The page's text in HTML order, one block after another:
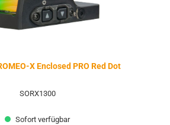
X Enclosed PRO Red Dot
SORX1300
Sofort verfügbar